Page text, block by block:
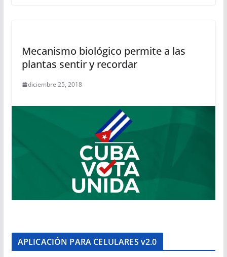
Mecanismo biológico permite a las
plantas sentir y recordar
diciembre 25, 2018
APLICACIÓN PARA CELULARES v2.0